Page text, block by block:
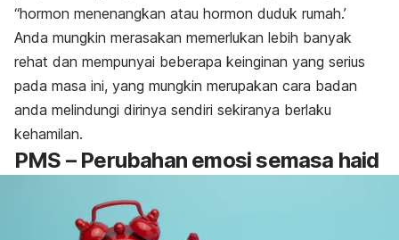
“hormon menenangkan atau hormon duduk rumah.’
Anda mungkin merasakan memerlukan lebih banyak
rehat dan mempunyai beberapa keinginan yang serius
pada masa ini, yang mungkin merupakan cara badan
anda melindungi dirinya sendiri sekiranya berlaku
kehamilan.
PMS – Perubahan emosi semasa haid